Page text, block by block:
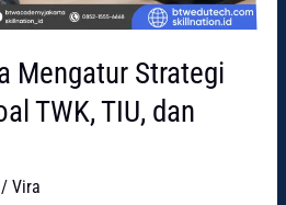
Mengatur Strategi
TWK, TIU, dan
Vira